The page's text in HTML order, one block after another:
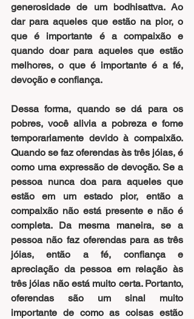
generosidade de um bodhisattva. Ao
dar para aqueles que estão na pior, o
que é importante é a compaixão e
quando doar para aqueles que estão
melhores, o que é importante é a fé,
devoção e confiança.
Dessa forma, quando se dá para os
pobres, você alivia a pobreza e fome
temporariamente devido à compaixão.
Quando se faz oferendas às três jóias, é
como uma expressão de devoção. Se a
pessoa nunca doa para aqueles que
estão em um estado pior, então a
compaixão não está presente e não é
completa. Da mesma maneira, se a
pessoa não faz oferendas para as três
jóias, então a fé, confiança e
apreciação da pessoa em relação às
três jóias não está muito certa. Portanto,
oferendas são um sinal muito
importante de como as coisas estão